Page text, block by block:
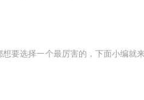
要选择一个最厉害的，下面小编就